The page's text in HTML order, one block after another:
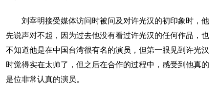
刘宰明接受媒体访问时被问及对许光汉的初印象时，他
先说声对不起，因为过去他没有看过许光汉的任何作品，也
不知道他是在中国台湾很有名的演员，但第一眼见到许光汉
时觉得实在太帅了，但之后在合作的过程中，感受到他真的
是位非常认真的演员。